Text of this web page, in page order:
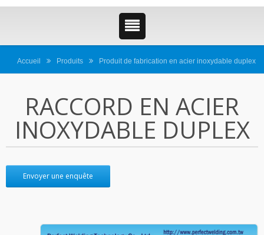
Accueil Produits Produit de fabrication en acier inoxydable duplex
RACCORD EN ACIER
INOXYDABLE DUPLEX
Envoyer une enquête